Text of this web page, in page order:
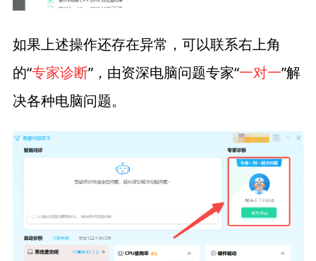
如果上述操作还存在异常，可以联系右上角
的“专家诊断”，由资深电脑问题专家“一对一”解
决各种电脑问题。